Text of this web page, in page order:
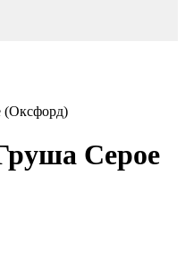
(Оксфорд)
Серое